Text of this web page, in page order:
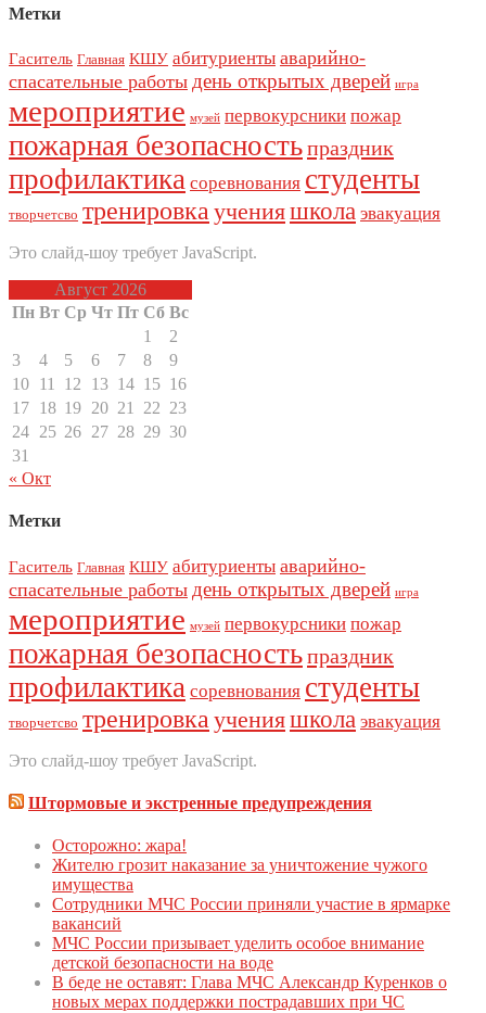
Метки
Гаситель Главная КШУ абитуриенты аварийно-
спасательные работы день открытых дверей игра
мероприятие музей первокурсники пожар
пожарная безопасностьпраздник
профилактика соревнования студенты
творчетсво тренировка ученияшкола эвакуация
Это слайд-шоу требует JavaScript.
Август 2026
Пн Вт Ср Чт Пт Сб Вс
1
2
3
4 5 6 7 8
9
10 11 12 13 14 15 16
17 18 19 20 21 22 23
24 25 26 27 28 29 30
31
« Окт
Метки
Гаситель Главная КШУ абитуриенты аварийно-
спасательные работы день открытых дверей игра
мероприятие музей первокурсники пожар
пожарная безопасностьпраздник
профилактика соревнования студенты
творчетсво тренировка ученияшкола эвакуация
Это слайд-шоу требует JavaScript.
Штормовые и экстренные предупреждения
Осторожно: жара!
Жителю грозит наказание за уничтожение чужого
имущества
Сoтрудники МЧС Рoссии приняли участие в ярмарке
вакансий
МЧС России призывает уделить особое внимание
детской безопасности на воде
В беде не оставят: Глава МЧС Александр Куренков о
новых мерах поддержки пострадавших при ЧС